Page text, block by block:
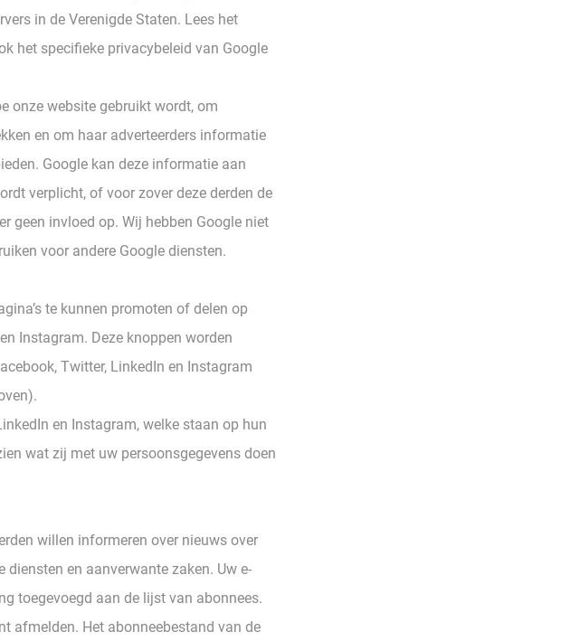
in de Verenigde Staten. Lees het
het specifieke privacybeleid van Google
onze website gebruikt wordt, om
en om haar adverteerders informatie
Google kan deze informatie aan
verplicht, of voor zover deze derden de
geen invloed op. Wij hebben Google niet
voor andere Google diensten.
te kunnen promoten of delen op
Instagram. Deze knoppen worden
Twitter, LinkedIn en Instagram
en Instagram, welke staan op hun
wat zij met uw persoonsgegevens doen
willen informeren over nieuws over
en aanverwante zaken. Uw e-
toegevoegd aan de lijst van abonnees.
afmelden. Het abonneebestand van de